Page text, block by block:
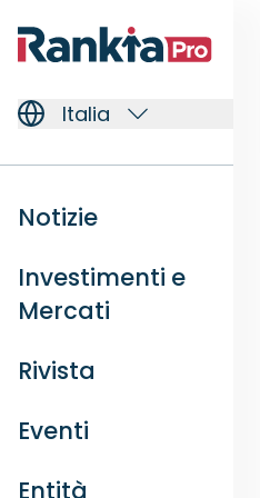
Italia
Notizie
Investimenti e
Mercati
Rivista
Eventi
Entità